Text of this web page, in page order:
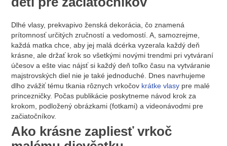
Dlhé vlasy, prekvapivo ženská dekorácia, čo znamená
prítomnosť určitých zručností a vedomostí. A, samozrejme,
každá matka chce, aby jej malá dcérka vyzerala každý deň
krásne, ale držať krok so všetkými novými trendmi pri vytváraní
účesov a ešte viac nájsť si každý deň toľko času na vytváranie
majstrovských diel nie je také jednoduché. Dnes navrhujeme
dlho zvážiť tému tkania rôznych vrkočov krátke vlasy pre malé
princezničky. Počas publikácie poskytneme návod krok za
krokom, podložený obrázkami (fotkami) a videonávodmi pre
začiatočníkov.
Ako krásne zapliesť vrkoč